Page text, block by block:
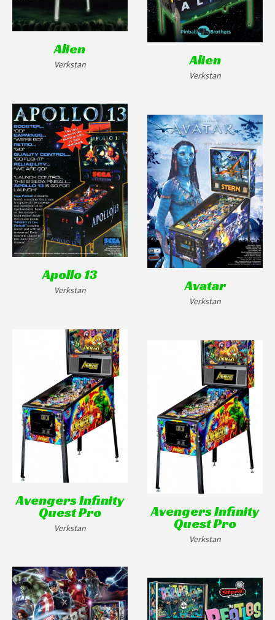
Alien
Verkstan Alien
Verkstan
Apollo 13
Verkstan Avatar
Verkstan
Avengers Infinity
Quest Pro
Verkstan
Avengers Infinity
Quest Pro
Verkstan